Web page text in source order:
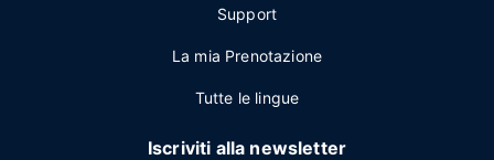
Support
La mia Prenotazione
Tutte le lingue
Iscriviti alla newsletter